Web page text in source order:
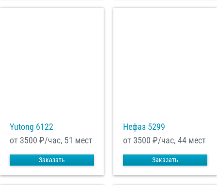
Yutong 6122
от 3500 ₽/час, 51 мест
Заказать
Нефаз 5299
от 3500 ₽/час, 44 мест
Заказать